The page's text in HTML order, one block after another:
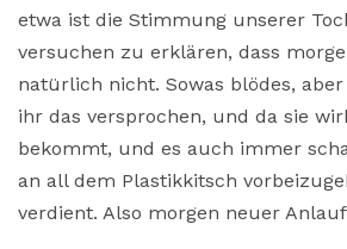
etwa ist die Stimmung unserer
versuchen zu erklären, dass
natürlich nicht. Sowas blödes,
ihr das versprochen, und da sie
bekommt, und es auch immer
an all dem Plastikkitsch
verdient. Also morgen neuer